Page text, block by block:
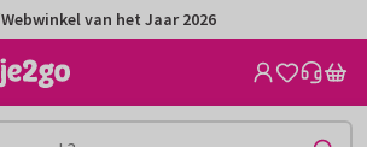
Webwinkel van het Jaar 2026